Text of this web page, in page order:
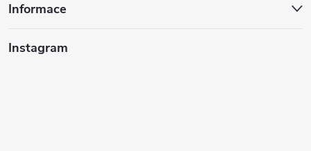
Informace
Instagram